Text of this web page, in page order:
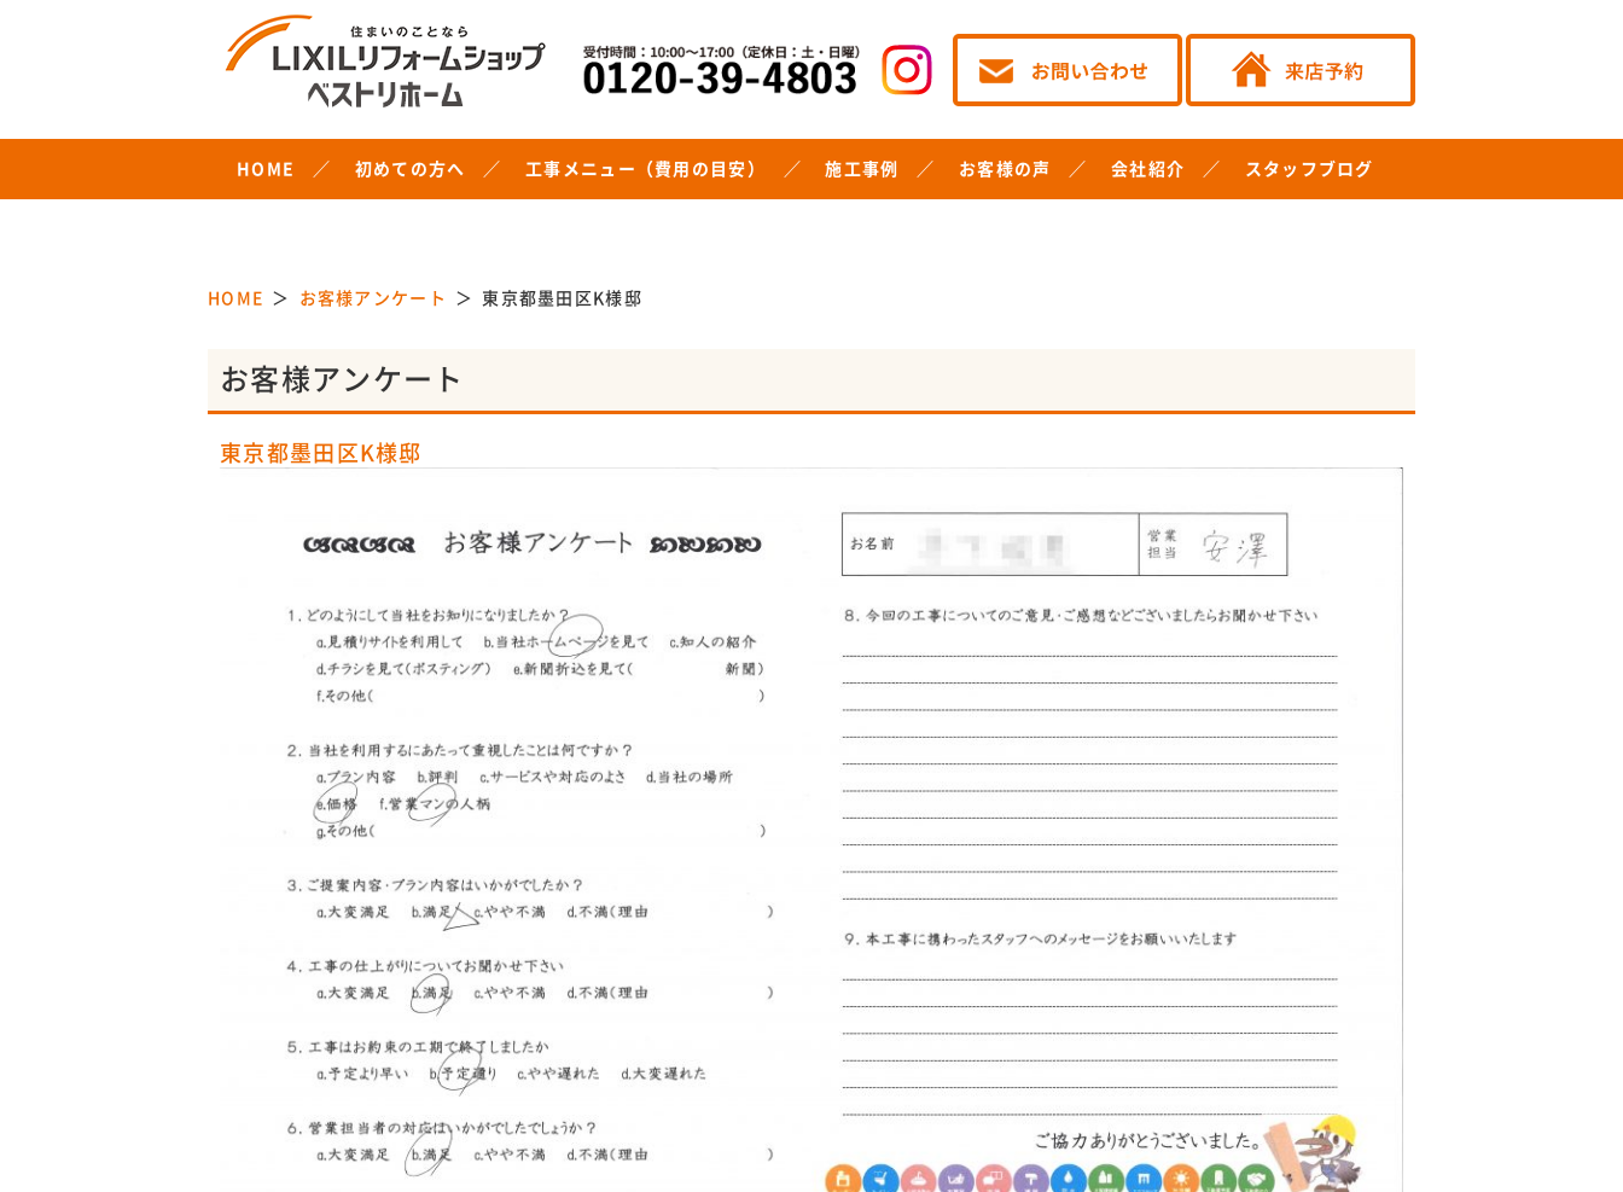
HOME 初めての方へ 工事メニュー（費用の目安） 施工事例 お客様の声 会社紹介 スタッフブログ
HOME お客様アンケート 東京都墨田区K様邸
お客様アンケート
東京都墨田区K様邸